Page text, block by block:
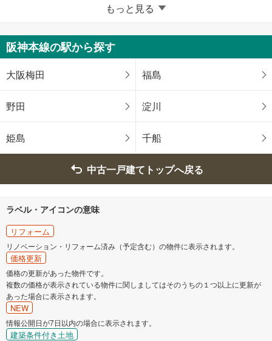
堺区 中区
東区 西区
南区 北区
美原区
大阪府のそのほかの地域
池田市
泉大津市 高槻市
貝塚市 守口市
枚方市 茨木市
もっと見る
阪神本線の駅から探す
大阪梅田 福島
野田 淀川
姫島 千船
中古一戸建てトップへ戻る
ラベル・アイコンの意味
リフォーム
リノベーション・リフォーム済み（予定含む）の物件に表示されます。
価格更新
価格の更新があった物件です。
複数の価格が表示されている物件に関しましてはそのうちの１つ以上に更新が
あった場合に表示されます。
NEW
情報公開日が7日以内の場合に表示されます。
建築条件付き土地